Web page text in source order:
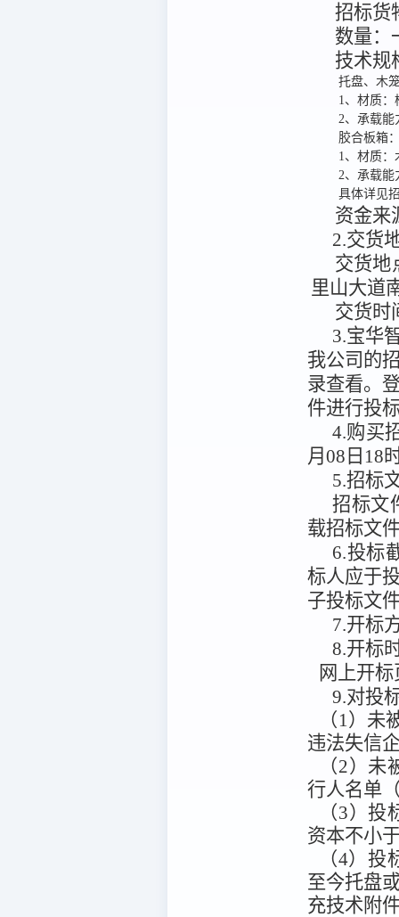
招标货
数量：
技术规
托盘、木
1、材质：
2、承载能
胶合板箱
1、材质：
2、承载能
具体详见
资金来
2.交货
交货地
里山大道
交货时
3.宝华
我公司的
录查看。
件进行投
4.购买
月08日18
5.招标
招标文
载招标文
6.投标
标人应于
子投标文
7.开标
8.开标
网上开
9.对投
（1）
违法失信
（2）
行人名单
（3）
资本不小
（4）
至今托盘
充技术附